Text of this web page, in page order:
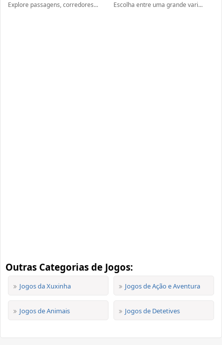
Explore passagens, corredores... Escolha entre uma grande vari...
Outras Categorias de Jogos:
Jogos da Xuxinha Jogos de Ação e Aventura
Jogos de Animais Jogos de Detetives